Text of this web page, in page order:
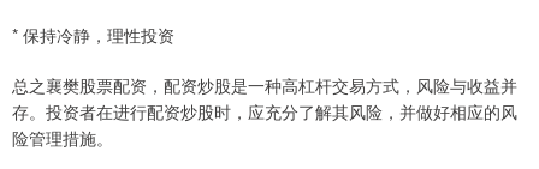
* 保持冷静，理性投资
总之襄樊股票配资，配资炒股是一种高杠杆交易方式，风险与收益并
存。投资者在进行配资炒股时，应充分了解其风险，并做好相应的风
险管理措施。